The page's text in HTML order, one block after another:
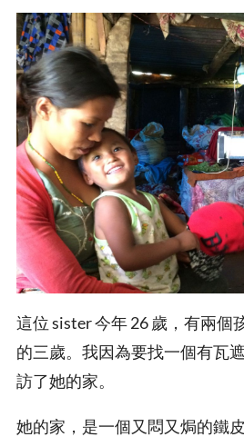
這位 sister 今年 26 歲，有兩個
的三歲。我因為要找一個有瓦
訪了她的家。
她的家，是一個又悶又焗的鐵